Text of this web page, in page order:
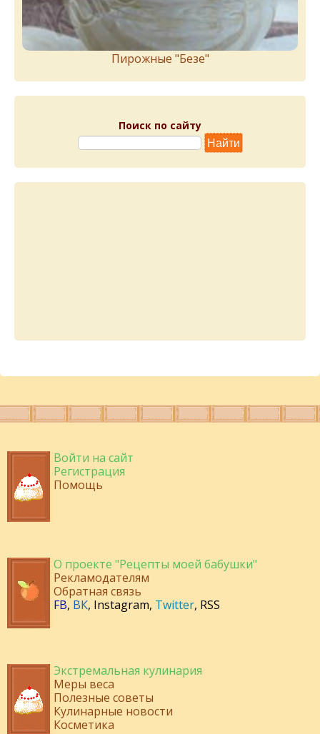
Пирожныe "Бeзe"
Поиск по сайту
Войти на сайт
Регистрация
Помощь
О проекте "Рецепты моей бабушки"
Рекламодателям
Обратная связь
FB, ВК, Instagram, Twitter, RSS
Экстремальная кулинария
Меры веса
Полезные советы
Кулинарные новости
Косметика